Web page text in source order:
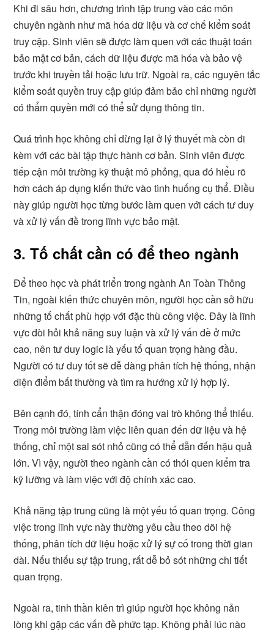
Khi đi sâu hơn, chương trình tập trung vào các môn
chuyên ngành như mã hóa dữ liệu và cơ chế kiểm soát
truy cập. Sinh viên sẽ được làm quen với các thuật toán
bảo mật cơ bản, cách dữ liệu được mã hóa và bảo vệ
trước khi truyền tải hoặc lưu trữ. Ngoài ra, các nguyên tắc
kiểm soát quyền truy cập giúp đảm bảo chỉ những người
có thẩm quyền mới có thể sử dụng thông tin.
Quá trình học không chỉ dừng lại ở lý thuyết mà còn đi
kèm với các bài tập thực hành cơ bản. Sinh viên được
tiếp cận môi trường kỹ thuật mô phỏng, qua đó hiểu rõ
hơn cách áp dụng kiến thức vào tình huống cụ thể. Điều
này giúp người học từng bước làm quen với cách tư duy
và xử lý vấn đề trong lĩnh vực bảo mật.
3. Tố chất cần có để theo ngành
Để theo học và phát triển trong ngành An Toàn Thông
Tin, ngoài kiến thức chuyên môn, người học cần sở hữu
những tố chất phù hợp với đặc thù công việc. Đây là lĩnh
vực đòi hỏi khả năng suy luận và xử lý vấn đề ở mức
cao, nên tư duy logic là yếu tố quan trọng hàng đầu.
Người có tư duy tốt sẽ dễ dàng phân tích hệ thống, nhận
diện điểm bất thường và tìm ra hướng xử lý hợp lý.
Bên cạnh đó, tính cẩn thận đóng vai trò không thể thiếu.
Trong môi trường làm việc liên quan đến dữ liệu và hệ
thống, chỉ một sai sót nhỏ cũng có thể dẫn đến hậu quả
lớn. Vì vậy, người theo ngành cần có thói quen kiểm tra
kỹ lưỡng và làm việc với độ chính xác cao.
Khả năng tập trung cũng là một yếu tố quan trọng. Công
việc trong lĩnh vực này thường yêu cầu theo dõi hệ
thống, phân tích dữ liệu hoặc xử lý sự cố trong thời gian
dài. Nếu thiếu sự tập trung, rất dễ bỏ sót những chi tiết
quan trọng.
Ngoài ra, tinh thần kiên trì giúp người học không nản
lòng khi gặp các vấn đề phức tạp. Không phải lúc nào